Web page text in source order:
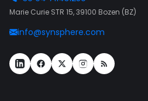
Marie Curie STR 15, 39100 Bozen (BZ)
info@synsphere.com